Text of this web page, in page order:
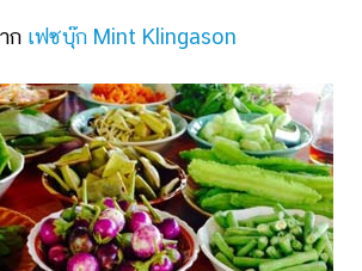
ก เฟซบุ๊ก Mint Klingason